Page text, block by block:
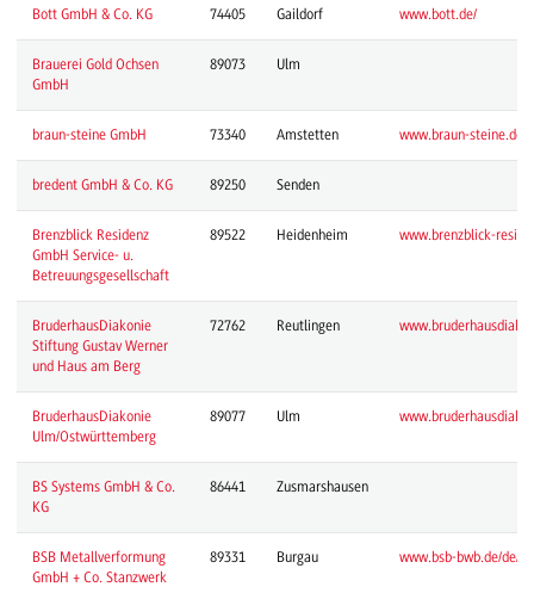
Bott GmbH & Co. KG 74405 Gaildorf www.bott.de/
Brauerei Gold Ochsen
GmbH
89073 Ulm
braun-steine GmbH 73340 Amstetten www.braun-steine.de/
bredent GmbH & Co. KG 89250 Senden
Brenzblick Residenz
GmbH Service- u.
Betreuungsgesellschaft
89522 Heidenheim www.brenzblick-
BruderhausDiakonie
Stiftung Gustav Werner
und Haus am Berg
72762 Reutlingen
BruderhausDiakonie
Ulm/Ostwürttemberg
89077 Ulm
BS Systems GmbH & Co.
KG
86441 Zusmarshausen
BSB Metallverformung
GmbH + Co. Stanzwerk
89331 Burgau www.bsb-bwb.de/de/